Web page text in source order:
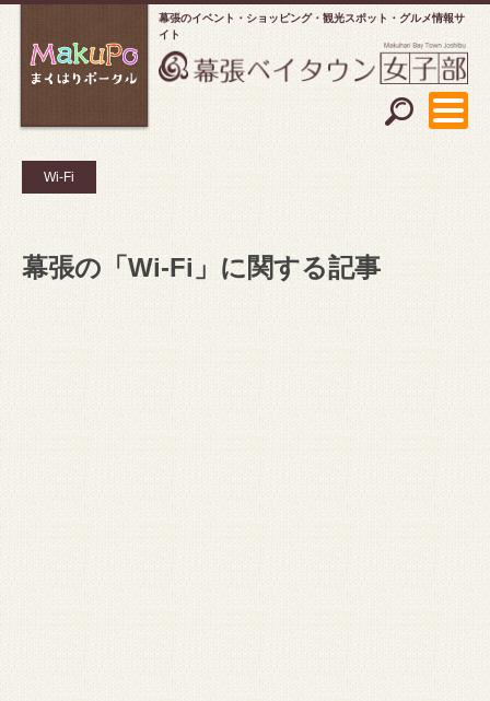
幕張のイベント・ショッピング
観光スポット・グルメ情報サ
イト
Wi-Fi
幕張の「Wi-Fi」に関する記事